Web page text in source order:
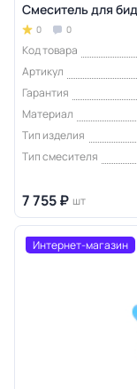
Смеситель для
0 0
Код товара
Артикул
Гарантия
Материал
Тип изделия
Тип смесителя
7 755 ₽ шт
Интернет-магазин